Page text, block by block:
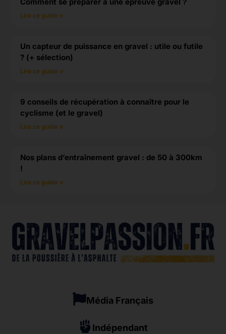
Lire ce guide »
Un capteur de puissance en gravel : utile ou futile
? (+ sélection)
Lire ce guide »
9 conseils de récupération à connaître pour le
cyclisme (et le gravel)
Lire ce guide »
Nos plans d’entraînement gravel : de 50 à 300km
!
Lire ce guide »
Média Français
Indépendant